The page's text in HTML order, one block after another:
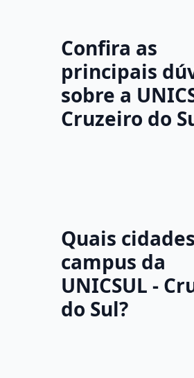
Confira as
principais
sobre a
Cruzeiro do
Quais
campus da
UNICSUL -
do Sul?